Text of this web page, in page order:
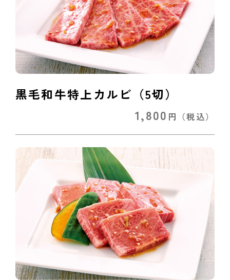
黒毛和牛特上カルビ（5切）
1,800 円 （税込）